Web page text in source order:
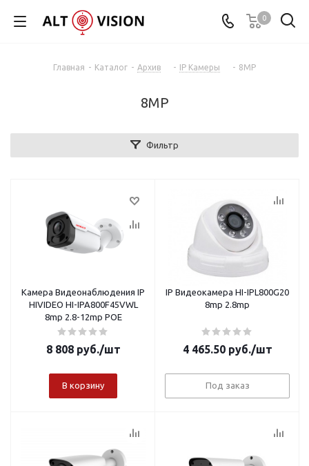
0
Главная - Каталог - Архив - IP Камеры - 8MP
8MP
Фильтр
Камера Видеонаблюдения IP
HIVIDEO HI-IPA800F45VWL
8mp 2.8-12mp POE
8 808руб./шт
В корзину
IP Видеокамера HI-IPL800G20
8mp 2.8mp
4 465.50руб./шт
Под заказ